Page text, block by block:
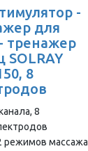
-
для
тренажер
8
8
режимов массажа